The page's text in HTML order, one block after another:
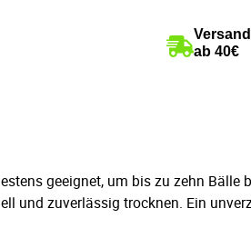
ab 40€
geeignet, um bis zu zehn
und zuverlässig trocknen. Ein